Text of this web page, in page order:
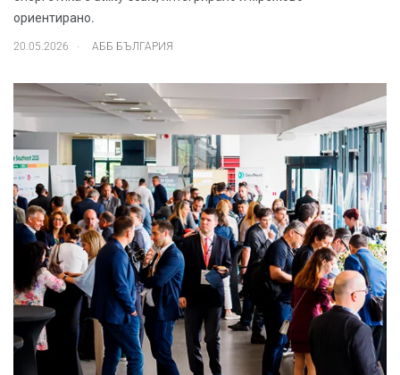
ориентирано.
20.05.2026 АББ БЪЛГАРИЯ